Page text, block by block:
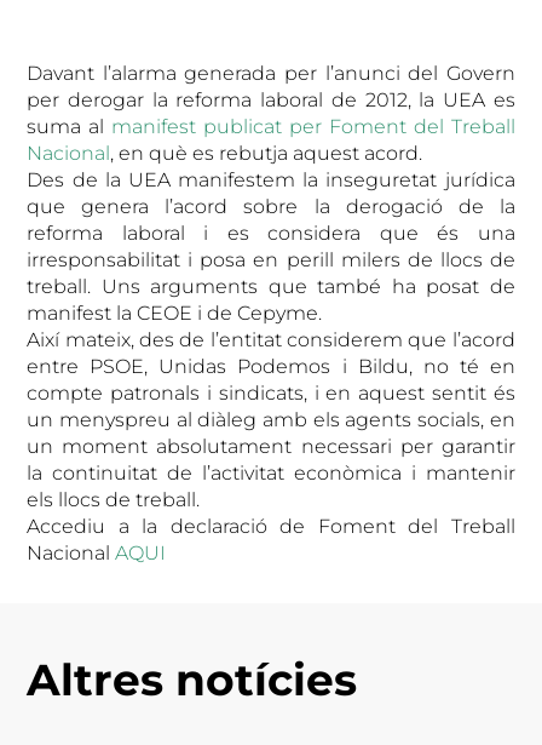
Davant l’alarma generada per l’anunci del Govern
per derogar la reforma laboral de 2012, la UEA es
suma al manifest publicat per Foment del Treball
Nacional, en què es rebutja aquest acord.
Des de la UEA manifestem la inseguretat jurídica
que genera l’acord sobre la derogació de la
reforma laboral i es considera que és una
irresponsabilitat i posa en perill milers de llocs de
treball. Uns arguments que també ha posat de
manifest la CEOE i de Cepyme.
Així mateix, des de l’entitat considerem que l’acord
entre PSOE, Unidas Podemos i Bildu, no té en
compte patronals i sindicats, i en aquest sentit és
un menyspreu al diàleg amb els agents socials, en
un moment absolutament necessari per garantir
la continuitat de l’activitat econòmica i mantenir
els llocs de treball.
Accediu a la declaració de Foment del Treball
NacionalAQUI
Altres notícies